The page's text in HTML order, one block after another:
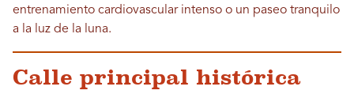
entrenamiento cardiovascular intenso o un paseo tranquilo
a la luz de la luna.
Calle principal histórica